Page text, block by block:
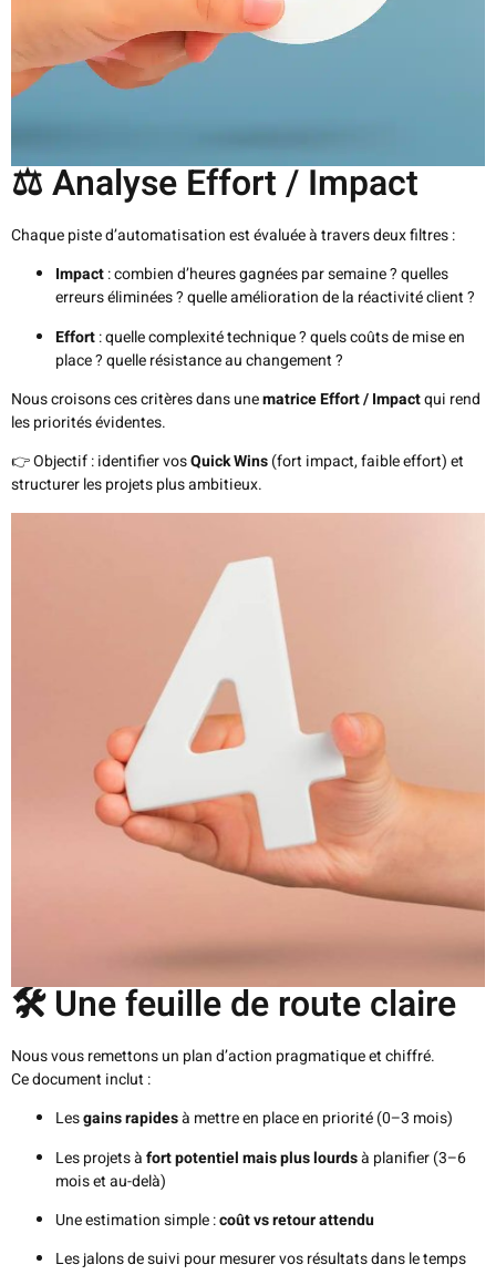
⚖️ Analyse Effort / Impact
Chaque piste d’automatisation est évaluée à travers deux filtres :
Impact: combien d’heures gagnées par semaine ? quelles
erreurs éliminées ? quelle amélioration de la réactivité client ?
Effort: quelle complexité technique ? quels coûts de mise en
place ? quelle résistance au changement ?
Nous croisons ces critères dans unematrice Effort / Impactqui rend
les priorités évidentes.
👉 Objectif : identifier vosQuick Wins(fort impact, faible effort) et
structurer les projets plus ambitieux.
🛠️ Une feuille de route claire
Nous vous remettons un plan d’action pragmatique et chiffré.
Ce document inclut :
Lesgains rapidesà mettre en place en priorité (0–3 mois)
Les projets àfort potentiel mais plus lourdsà planifier (3–6
mois et au-delà)
Une estimation simple :coût vs retour attendu
Les jalons de suivi pour mesurer vos résultats dans le temps